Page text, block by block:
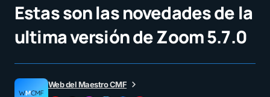
Estas son las novedades de la
ultima versión de Zoom 5.7.0
Web del Maestro CMF